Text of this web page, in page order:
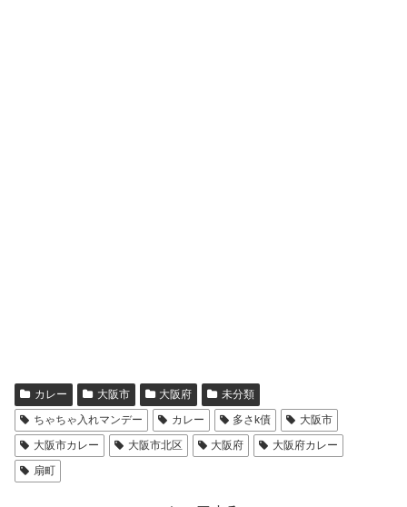
カレー 大阪市 大阪府
未分類
ちゃちゃ入れマンデー
カレー 多さk債
大阪市
大阪市カレー
大阪市北区 大阪府
大阪府カレー
扇町